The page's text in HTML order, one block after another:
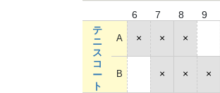
6 7 8 9
テ
ニ
ス
コ
ー
ト
A × × ×
B × × ×